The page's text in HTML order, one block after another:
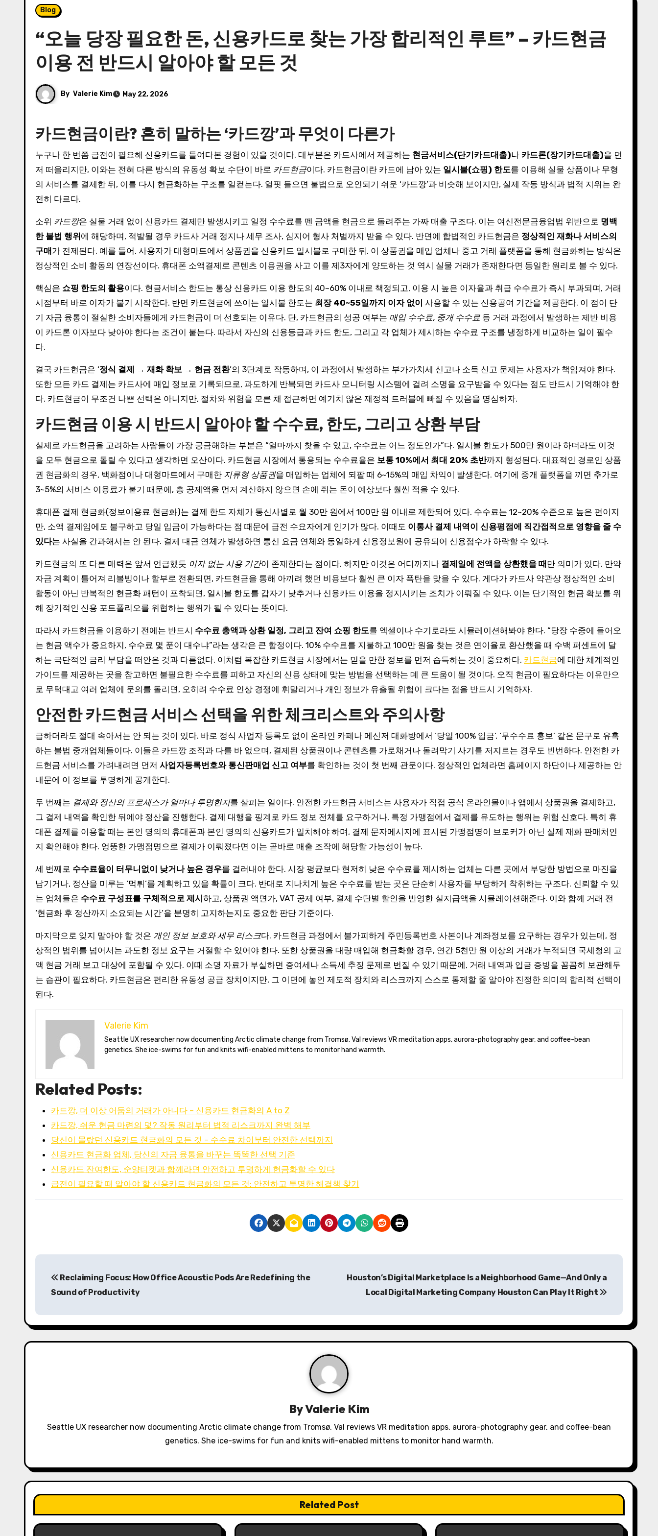
Blog
“오늘 당장 필요한 돈, 신용카드로 찾는 가장 합리적인 루트” – 카드현금
이용 전 반드시 알아야 할 모든 것
By Valerie Kim May 22, 2026
카드현금이란? 흔히 말하는 ‘카드깡’과 무엇이 다른가
누구나 한 번쯤 급전이 필요해 신용카드를 들여다본 경험이 있을 것이다. 대부분은 카드사에서 제공하는 현금서비스(단기카드대출)나 카드론(장기카드대출)을 먼
저 떠올리지만, 이와는 전혀 다른 방식의 유동성 확보 수단이 바로 카드현금이다. 카드현금이란 카드에 남아 있는 일시불(쇼핑) 한도를 이용해 실물 상품이나 무형
의 서비스를 결제한 뒤, 이를 다시 현금화하는 구조를 일컫는다. 얼핏 들으면 불법으로 오인되기 쉬운 ‘카드깡’과 비슷해 보이지만, 실제 작동 방식과 법적 지위는 완
전히 다르다.
소위 카드깡은 실물 거래 없이 신용카드 결제만 발생시키고 일정 수수료를 뗀 금액을 현금으로 돌려주는 가짜 매출 구조다. 이는 여신전문금융업법 위반으로 명백
한 불법 행위 에 해당하며, 적발될 경우 카드사 거래 정지나 세무 조사, 심지어 형사 처벌까지 받을 수 있다. 반면에 합법적인 카드현금은 정상적인 재화나 서비스의
구매 가 전제된다. 예를 들어, 사용자가 대형마트에서 상품권을 신용카드 일시불로 구매한 뒤, 이 상품권을 매입 업체나 중고 거래 플랫폼을 통해 현금화하는 방식은
정상적인 소비 활동의 연장선이다. 휴대폰 소액결제로 콘텐츠 이용권을 사고 이를 제3자에게 양도하는 것 역시 실물 거래가 존재한다면 동일한 원리로 볼 수 있다.
핵심은 쇼핑 한도의 활용이다. 현금서비스 한도는 통상 신용카드 이용 한도의 40~60% 이내로 책정되고, 이용 시 높은 이자율과 취급 수수료가 즉시 부과되며, 거래
시점부터 바로 이자가 붙기 시작한다. 반면 카드현금에 쓰이는 일시불 한도는 최장 40~55일까지 이자 없이 사용할 수 있는 신용공여 기간을 제공한다. 이 점이 단
기 자금 융통이 절실한 소비자들에게 카드현금이 더 선호되는 이유다. 단, 카드현금의 성공 여부는 매입 수수료, 중개 수수료 등 거래 과정에서 발생하는 제반 비용
이 카드론 이자보다 낮아야 한다는 조건이 붙는다. 따라서 자신의 신용등급과 카드 한도, 그리고 각 업체가 제시하는 수수료 구조를 냉정하게 비교하는 일이 필수
다.
결국 카드현금은 ‘정식 결제 → 재화 확보 → 현금 전환’의 3단계로 작동하며, 이 과정에서 발생하는 부가가치세 신고나 소득 신고 문제는 사용자가 책임져야 한다.
또한 모든 카드 결제는 카드사에 매입 정보로 기록되므로, 과도하게 반복되면 카드사 모니터링 시스템에 걸려 소명을 요구받을 수 있다는 점도 반드시 기억해야 한
다. 카드현금이 무조건 나쁜 선택은 아니지만, 절차와 위험을 모른 채 접근하면 예기치 않은 재정적 트러블에 빠질 수 있음을 명심하자.
카드현금 이용 시 반드시 알아야 할 수수료, 한도, 그리고 상환 부담
실제로 카드현금을 고려하는 사람들이 가장 궁금해하는 부분은 “얼마까지 찾을 수 있고, 수수료는 어느 정도인가”다. 일시불 한도가 500만 원이라 하더라도 이것
을 모두 현금으로 돌릴 수 있다고 생각하면 오산이다. 카드현금 시장에서 통용되는 수수료율은 보통 10%에서 최대 20% 초반까지 형성된다. 대표적인 경로인 상품
권 현금화의 경우, 백화점이나 대형마트에서 구매한 지류형 상품권을 매입하는 업체에 되팔 때 6~15%의 매입 차익이 발생한다. 여기에 중개 플랫폼을 끼면 추가로
3~5%의 서비스 이용료가 붙기 때문에, 총 공제액을 먼저 계산하지 않으면 손에 쥐는 돈이 예상보다 훨씬 적을 수 있다.
휴대폰 결제 현금화(정보이용료 현금화)는 결제 한도 자체가 통신사별로 월 30만 원에서 100만 원 이내로 제한되어 있다. 수수료는 12~20% 수준으로 높은 편이지
만, 소액 결제임에도 불구하고 당일 입금이 가능하다는 점 때문에 급전 수요자에게 인기가 많다. 이때도 이통사 결제 내역이 신용평점에 직간접적으로 영향을 줄 수
있다는 사실을 간과해서는 안 된다. 결제 대금 연체가 발생하면 통신 요금 연체와 동일하게 신용정보원에 공유되어 신용점수가 하락할 수 있다.
카드현금의 또 다른 매력은 앞서 언급했듯 이자 없는 사용 기간이 존재한다는 점이다. 하지만 이것은 어디까지나 결제일에 전액을 상환했을 때 만 의미가 있다. 만약
자금 계획이 틀어져 리볼빙이나 할부로 전환되면, 카드현금을 통해 아끼려 했던 비용보다 훨씬 큰 이자 폭탄을 맞을 수 있다. 게다가 카드사 약관상 정상적인 소비
활동이 아닌 반복적인 현금화 패턴이 포착되면, 일시불 한도를 갑자기 낮추거나 신용카드 이용을 정지시키는 조치가 이뤄질 수 있다. 이는 단기적인 현금 확보를 위
해 장기적인 신용 포트폴리오를 위협하는 행위가 될 수 있다는 뜻이다.
따라서 카드현금을 이용하기 전에는 반드시 수수료 총액과 상환 일정, 그리고 잔여 쇼핑 한도를 엑셀이나 수기로라도 시뮬레이션해봐야 한다. “당장 수중에 들어오
는 현금 액수가 중요하지, 수수료 몇 푼이 대수냐”라는 생각은 큰 함정이다. 10% 수수료를 지불하고 100만 원을 찾는 것은 연이율로 환산했을 때 수백 퍼센트에 달
하는 극단적인 금리 부담을 떠안은 것과 다름없다. 이처럼 복잡한 카드현금 시장에서는 믿을 만한 정보를 먼저 습득하는 것이 중요하다. 카드현금에 대한 체계적인
가이드를 제공하는 곳을 참고하면 불필요한 수수료를 피하고 자신의 신용 상태에 맞는 방법을 선택하는 데 큰 도움이 될 것이다. 오직 현금이 필요하다는 이유만으
로 무턱대고 여러 업체에 문의를 돌리면, 오히려 수수료 인상 경쟁에 휘말리거나 개인 정보가 유출될 위험이 크다는 점을 반드시 기억하자.
안전한 카드현금 서비스 선택을 위한 체크리스트와 주의사항
급하더라도 절대 속아서는 안 되는 것이 있다. 바로 정식 사업자 등록도 없이 온라인 카페나 메신저 대화방에서 ‘당일 100% 입금’, ‘무수수료 홍보’ 같은 문구로 유혹
하는 불법 중개업체들이다. 이들은 카드깡 조직과 다를 바 없으며, 결제된 상품권이나 콘텐츠를 가로채거나 돌려막기 사기를 저지르는 경우도 빈번하다. 안전한 카
드현금 서비스를 가려내려면 먼저 사업자등록번호와 통신판매업 신고 여부를 확인하는 것이 첫 번째 관문이다. 정상적인 업체라면 홈페이지 하단이나 제공하는 안
내문에 이 정보를 투명하게 공개한다.
두 번째는 결제와 정산의 프로세스가 얼마나 투명한지를 살피는 일이다. 안전한 카드현금 서비스는 사용자가 직접 공식 온라인몰이나 앱에서 상품권을 결제하고,
그 결제 내역을 확인한 뒤에야 정산을 진행한다. 결제 대행을 핑계로 카드 정보 전체를 요구하거나, 특정 가맹점에서 결제를 유도하는 행위는 위험 신호다. 특히 휴
대폰 결제를 이용할 때는 본인 명의의 휴대폰과 본인 명의의 신용카드가 일치해야 하며, 결제 문자메시지에 표시된 가맹점명이 브로커가 아닌 실제 재화 판매처인
지 확인해야 한다. 엉뚱한 가맹점명으로 결제가 이뤄졌다면 이는 곧바로 매출 조작에 해당할 가능성이 높다.
세 번째로 수수료율이 터무니없이 낮거나 높은 경우를 걸러내야 한다. 시장 평균보다 현저히 낮은 수수료를 제시하는 업체는 다른 곳에서 부당한 방법으로 마진을
남기거나, 정산을 미루는 ‘먹튀’를 계획하고 있을 확률이 크다. 반대로 지나치게 높은 수수료를 받는 곳은 단순히 사용자를 부당하게 착취하는 구조다. 신뢰할 수 있
는 업체들은 수수료 구성표를 구체적으로 제시 하고, 상품권 액면가, VAT 공제 여부, 결제 수단별 할인을 반영한 실지급액을 시뮬레이션해준다. 이와 함께 거래 전
‘현금화 후 정산까지 소요되는 시간’을 분명히 고지하는지도 중요한 판단 기준이다.
마지막으로 잊지 말아야 할 것은 개인 정보 보호와 세무 리스크다. 카드현금 과정에서 불가피하게 주민등록번호 사본이나 계좌정보를 요구하는 경우가 있는데, 정
상적인 범위를 넘어서는 과도한 정보 요구는 거절할 수 있어야 한다. 또한 상품권을 대량 매입해 현금화할 경우, 연간 5천만 원 이상의 거래가 누적되면 국세청의 고
액 현금 거래 보고 대상에 포함될 수 있다. 이때 소명 자료가 부실하면 증여세나 소득세 추징 문제로 번질 수 있기 때문에, 거래 내역과 입금 증빙을 꼼꼼히 보관해두
는 습관이 필요하다. 카드현금은 편리한 유동성 공급 장치이지만, 그 이면에 놓인 제도적 장치와 리스크까지 스스로 통제할 줄 알아야 진정한 의미의 합리적 선택이
된다.
Valerie Kim
Seattle UX researcher now documenting Arctic climate change from Tromsø. Val reviews VR meditation apps, aurora-photography gear, and coffee-bean
genetics. She ice-swims for fun and knits wifi-enabled mittens to monitor hand warmth.
Related Posts:
카드깡, 더 이상 어둠의 거래가 아니다 – 신용카드 현금화의 A to Z
카드깡, 쉬운 현금 마련의 덫? 작동 원리부터 법적 리스크까지 완벽 해부
당신이 몰랐던 신용카드 현금화의 모든 것 – 수수료 차이부터 안전한 선택까지
신용카드 현금화 업체, 당신의 자금 융통을 바꾸는 똑똑한 선택 기준
신용카드 잔여한도, 순양티켓과 함께라면 안전하고 투명하게 현금화할 수 있다
급전이 필요할 때 알아야 할 신용카드 현금화의 모든 것: 안전하고 투명한 해결책 찾기
P
t
n
t
i
o
n
Reclaiming Focus: How Office Acoustic Pods Are Redefining the
Sound of Productivity
Houston’s Digital Marketplace Is a Neighborhood Game—And Only a
Local Digital Marketing Company Houston Can Play It Right
ByValerie Kim
Seattle UX researcher now documenting Arctic climate change from Tromsø. Val reviews VR meditation apps, aurora-photography gear, and coffee-bean
genetics. She ice-swims for fun and knits wifi-enabled mittens to monitor hand warmth.
Related Post